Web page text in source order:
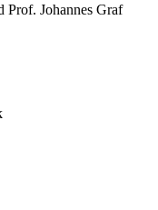
Prof. Johannes Graf